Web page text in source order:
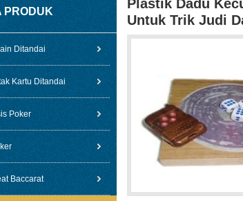
PRODUK
Ditandai
Kartu Ditandai
Poker
Baccarat
Plastik Dadu
Untuk Trik Judi